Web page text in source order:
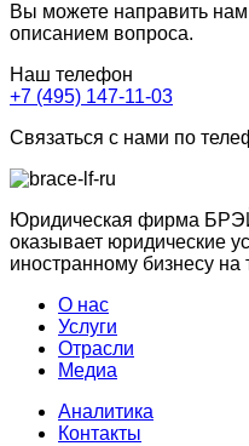
Вы можете направить
описанием вопроса.
Наш телефон
+7 (495) 147-11-03
Связаться с нами по
Юридическая фирма
оказывает юридические
иностранному бизнесу на
О нас
Услуги
Отрасли
Медиа
Аналитика
Контакты